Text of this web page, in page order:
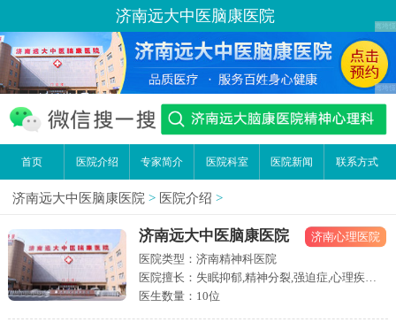
济南远大中医脑康医院
首页 医院介绍 专家简介 医院科室 医院新闻 联系方式
济南远大中医脑康医院 > 医院介绍 >
济南远大中医脑康医院
济南心理医院
医院类型：济南精神科医院
医院擅长：失眠抑郁,精神分裂,强迫症,心理疾病
等精神心理疾病
医生数量：10位